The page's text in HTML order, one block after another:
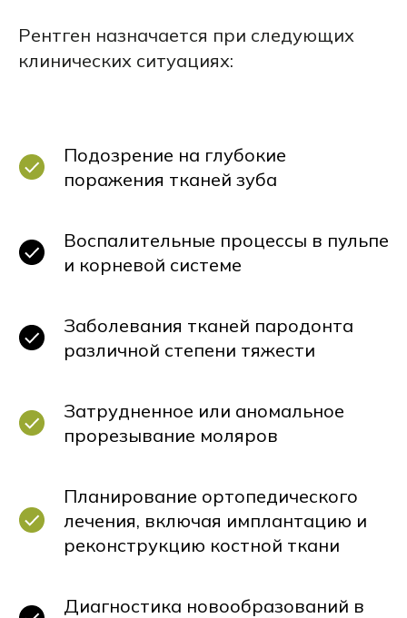
Рентген назначается при следующих
клинических ситуациях:
Подозрение на глубокие
поражения тканей зуба
Воспалительные процессы в пульпе
и корневой системе
Заболевания тканей пародонта
различной степени тяжести
Затрудненное или аномальное
прорезывание моляров
Планирование ортопедического
лечения, включая имплантацию и
реконструкцию костной ткани
Диагностика новообразований в
Рентгенография является
клинических случаях проведение
повторных снимков (от 2 до 3)
и предупреждения осложнений.